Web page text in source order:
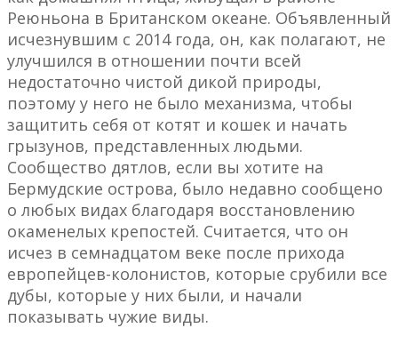
Реюньона в Британском океане. Объявленный
исчезнувшим с 2014 года, он, как полагают, не
улучшился в отношении почти всей
недостаточно чистой дикой природы,
поэтому у него не было механизма, чтобы
защитить себя от котят и кошек и начать
грызунов, представленных людьми.
Сообщество дятлов, если вы хотите на
Бермудские острова, было недавно сообщено
о любых видах благодаря восстановлению
окаменелых крепостей. Считается, что он
исчез в семнадцатом веке после прихода
европейцев-колонистов, которые срубили все
дубы, которые у них были, и начали
показывать чужие виды.